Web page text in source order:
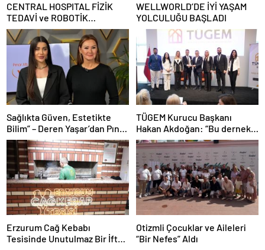
CENTRAL HOSPITAL FİZİK
TEDAVİ ve ROBOTİK
REHABİLİTASYON MERKEZİ
AÇILDI
WELLWORLD’DE İYİ YAŞAM
YOLCULUĞU BAŞLADI
Sağlıkta Güven, Estetikte
Bilim” – Deren Yaşar’dan Pınar
Altuğ’un Programında Çarpıcı
Açıklamalar
TÜGEM Kurucu Başkanı
Hakan Akdoğan: “Bu dernek
bazılarını çok rahatsız etse de
bildiğimden şaşmadık”
Erzurum Cağ Kebabı
Tesisinde Unutulmaz Bir İftar
Otizmli Çocuklar ve Aileleri
“Bir Nefes” Aldı